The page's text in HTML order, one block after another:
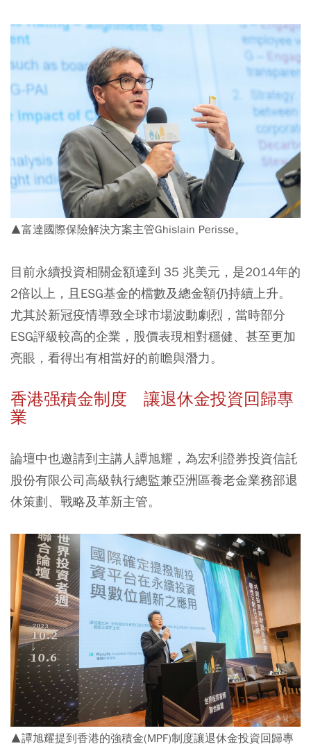
▲富達國際保險解決方案主管Ghislain Perisse。
目前永續投資相關金額達到 35 兆美元，是2014年的
2倍以上，且ESG基金的檔數及總金額仍持續上升。
尤其於新冠疫情導致全球市場波動劇烈，當時部分
ESG評級較高的企業，股價表現相對穩健、甚至更加
亮眼，看得出有相當好的前瞻與潛力。
香港强積金制度 讓退休金投資回歸專
業
論壇中也邀請到主講人譚旭耀，為宏利證券投資信託
股份有限公司高級執行總監兼亞洲區養老金業務部退
休策劃、戰略及革新主管。
▲譚旭耀提到香港的強積金(MPF)制度讓退休金投資回歸專